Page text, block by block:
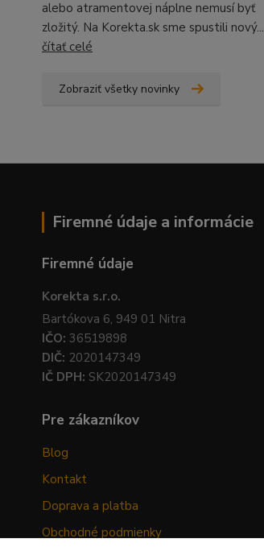
alebo atramentovej náplne nemusí byť
zložitý. Na Korekta.sk sme spustili nový...
čítať celé
Zobraziť všetky novinky
Firemné údaje a informácie
Firemné údaje
Korekta s.r.o.
Bartókova 6, 949 01 Nitra
IČO: 36519898
DIČ: 2020147349
IČ DPH: SK2020147349
Pre zákazníkov
Blog
Kontakt
Doprava a platba
Obchodné podmienky